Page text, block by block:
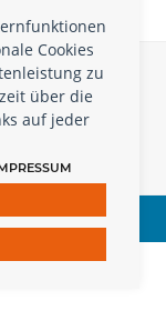
Cookies
zu
über die
auf jeder
Mitglied werden